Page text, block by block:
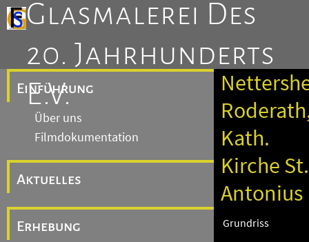
Glasmalerei Des
20. Jahrhunderts
E.V.
Einführung
Über uns
Filmdokumentation
Aktuelles
Erhebung
Kath.
Kirche St.
Antonius
Grundriss